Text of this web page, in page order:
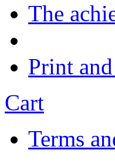
The
Print
Cart
Terms